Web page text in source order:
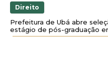
Direito
Prefeitura de Ubá abre
estágio de pós-graduação